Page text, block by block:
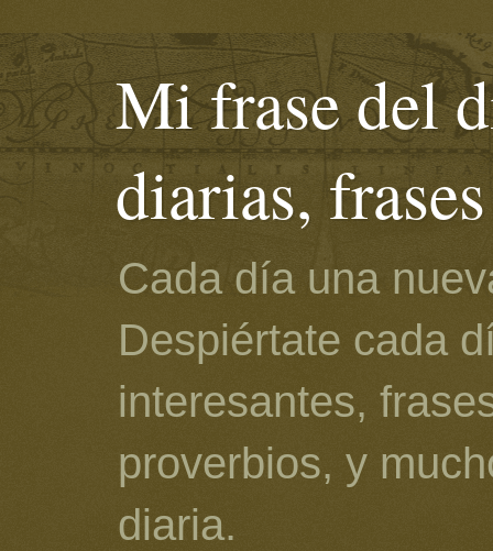
Mi frase del
diarias,
Cada día una
Despiértate cada
interesantes,
proverbios, y
diaria.